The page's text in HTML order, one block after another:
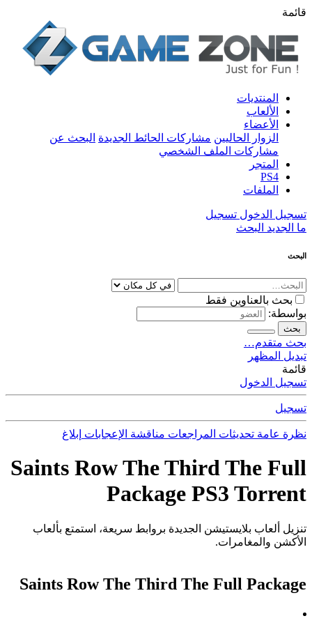
قائمة
المنتديات
الألعاب
الأعضاء
الزوار الحاليين مشاركات الحائط الجديدة البحث عن
مشاركات الملف الشخصي
المتجر
PS4
الملفات
تسجيل الدخول تسجيل
ما الجديد البحث
البحث
بحث بالعناوين فقط
بواسطة:
بحث
بحث متقدم…
تبديل المظهر
قائمة
تسجيل الدخول
تسجيل
نظرة عامة تحديثات المراجعات مناقشة الإعجابات إبلاغ
Saints Row The Third The Full
Package PS3 Torrent
تنزيل ألعاب بلايستيشن الجديدة بروابط سريعة، استمتع بألعاب
الأكشن والمغامرات.
Saints Row The Third The Full Package